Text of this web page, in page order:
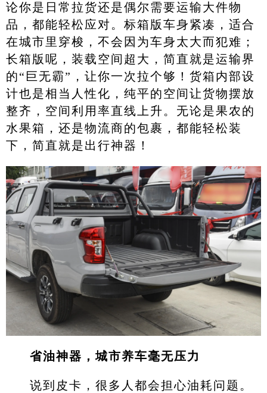
论你是日常拉货还是偶尔需要运输大件物
品，都能轻松应对。标箱版车身紧凑，适合
在城市里穿梭，不会因为车身太大而犯难；
长箱版呢，装载空间超大，简直就是运输界
的“巨无霸”，让你一次拉个够！货箱内部设
计也是相当人性化，纯平的空间让货物摆放
整齐，空间利用率直线上升。无论是果农的
水果箱，还是物流商的包裹，都能轻松装
下，简直就是出行神器！
省油神器，城市养车毫无压力
说到皮卡，很多人都会担心油耗问题。